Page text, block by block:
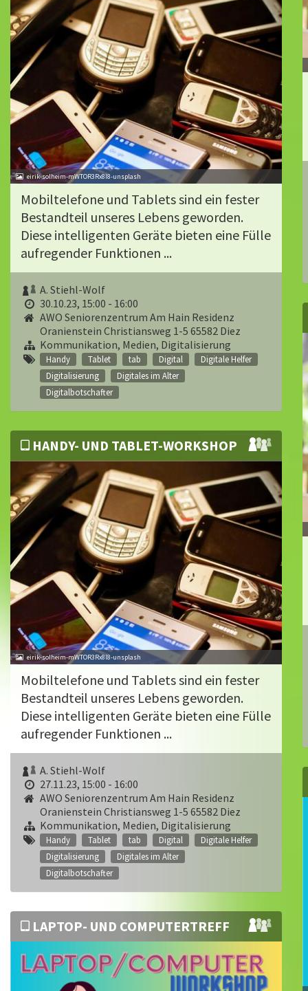
eirik-solheim-mWTOR3Rx8l8-unsplash
Mobiltelefone und Tablets sind ein fester
Bestandteil unseres Lebens geworden.
Diese intelligenten Geräte bieten eine Fülle
aufregender Funktionen ...
A. Stiehl-Wolf
30.10.23, 15:00 - 16:00
AWO Seniorenzentrum Am Hain Residenz
Oranienstein Christiansweg 1-5 65582 Diez
Kommunikation, Medien, Digitalisierung
Handy Tablet tab Digital
Digitale Helfer
Digitalisierung
Digitales im Alter
Digitalbotschafter
HANDY- UND TABLET-WORKSHOP
eirik-solheim-mWTOR3Rx8l8-unsplash
Mobiltelefone und Tablets sind ein fester
Bestandteil unseres Lebens geworden.
Diese intelligenten Geräte bieten eine Fülle
aufregender Funktionen ...
A. Stiehl-Wolf
27.11.23, 15:00 - 16:00
AWO Seniorenzentrum Am Hain Residenz
Oranienstein Christiansweg 1-5 65582 Diez
Kommunikation, Medien, Digitalisierung
Handy Tablet tab Digital
Digitale Helfer
Digitalisierung
Digitales im Alter
Digitalbotschafter
LAPTOP- UND COMPUTERTREFF